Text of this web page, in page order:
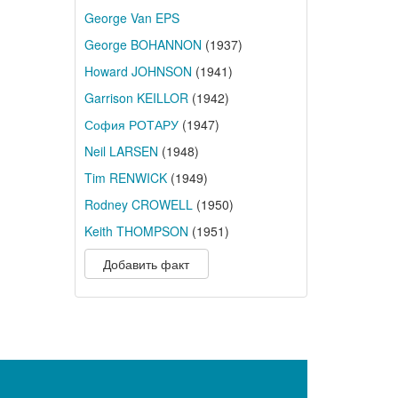
George Van EPS
George BOHANNON (1937)
Howard JOHNSON (1941)
Garrison KEILLOR(1942)
София РОТАРУ(1947)
Neil LARSEN (1948)
Tim RENWICK(1949)
Rodney CROWELL(1950)
Keith THOMPSON (1951)
Добавить факт